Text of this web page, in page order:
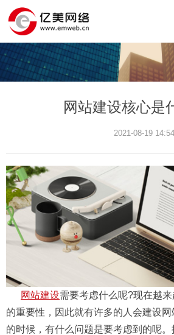
网站建设核心是
2021-08-19 14:54
网站建设需要考虑什么呢?现在越
的重要性，因此就有许多的人会建设
的时候，有什么问题是要考虑到的呢。